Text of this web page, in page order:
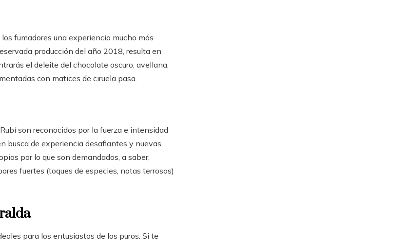
fumadores una experiencia mucho más
producción del año 2018, resulta en
el deleite del chocolate oscuro, avellana,
con matices de ciruela pasa.
son reconocidos por la fuerza e intensidad
busca de experiencia desafiantes y nuevas.
por lo que son demandados, a saber,
fuertes (toques de especies, notas terrosas)
para los entusiastas de los puros. Si te